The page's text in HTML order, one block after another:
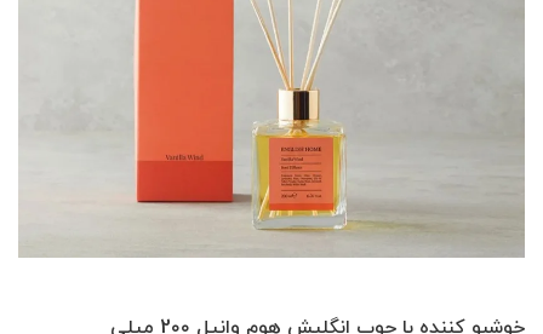
خوشبو کننده با چوب انگلیش هوم وانیل 2۰۰ میلی